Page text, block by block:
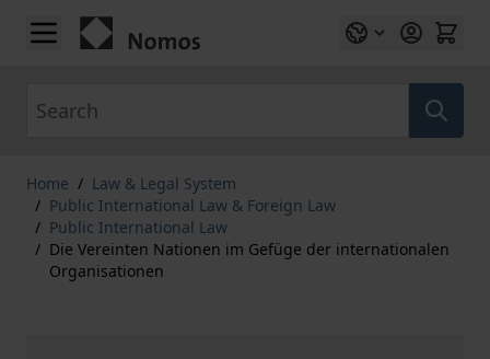
Skip to Content
Home / Law & Legal System
/ Public International Law & Foreign Law
/ Public International Law
/ Die Vereinten Nationen im Gefüge der internationalen
Organisationen